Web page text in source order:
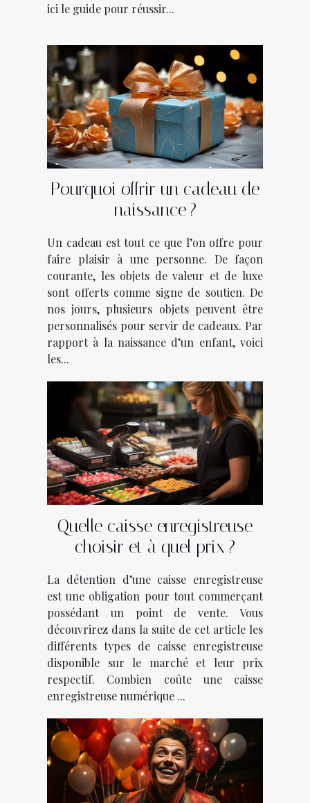
ici le guide pour réussir...
Pourquoi offrir un cadeau de
naissance ?
Un cadeau est tout ce que l’on offre pour
faire plaisir à une personne. De façon
courante, les objets de valeur et de luxe
sont offerts comme signe de soutien. De
nos jours, plusieurs objets peuvent être
personnalisés pour servir de cadeaux. Par
rapport à la naissance d’un enfant, voici
les...
Quelle caisse enregistreuse
choisir et à quel prix ?
La détention d’une caisse enregistreuse
est une obligation pour tout commerçant
possédant un point de vente. Vous
découvrirez dans la suite de cet article les
différents types de caisse enregistreuse
disponible sur le marché et leur prix
respectif. Combien coûte une caisse
enregistreuse numérique ...